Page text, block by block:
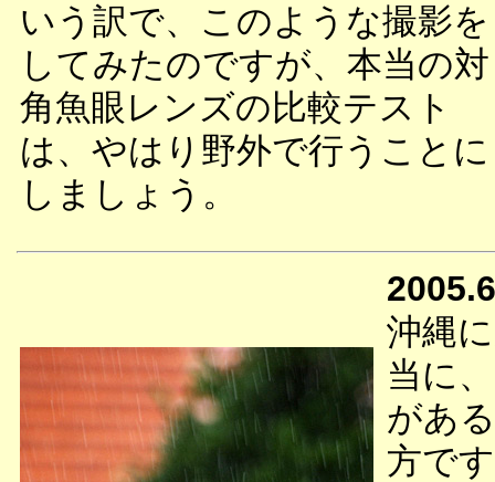
いう訳で、このような撮影を
してみたのですが、本当の対
角魚眼レンズの比較テスト
は、やはり野外で行うことに
しましょう。
沖縄
当に
があ
方で